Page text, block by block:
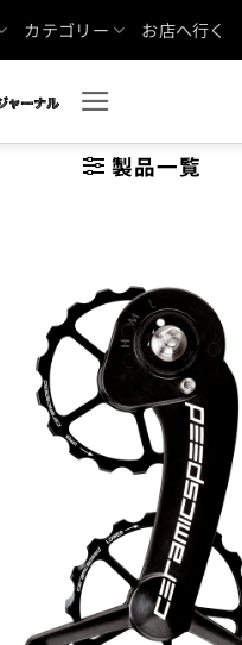
カテゴリー お店へ行く
製品一覧